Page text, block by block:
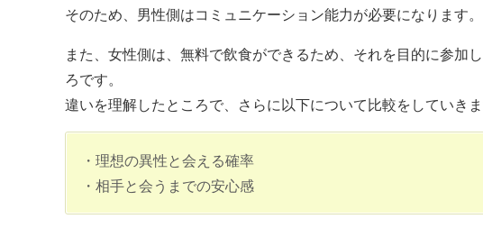
そのため、男性側はコミュニケーション能力が必要になります。
また、女性側は、無料で飲食ができるため、それを目的に参加
ろです。
違いを理解したところで、さらに以下について比較をしていきま
・理想の異性と会える確率
・相手と会うまでの安心感